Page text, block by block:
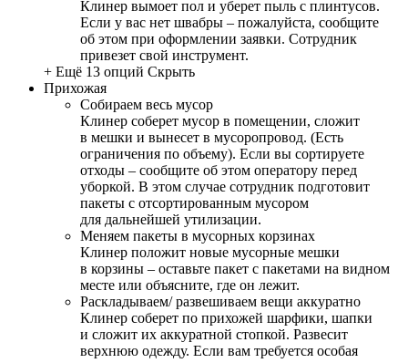
Клинер вымоет пол и уберет пыль с плинтусов.
Если у вас нет швабры – пожалуйста, сообщите
об этом при оформлении заявки. Сотрудник
привезет свой инструмент.
+ Ещё 13 опций Скрыть
Прихожая
Собираем весь мусор
Клинер соберет мусор в помещении, сложит
в мешки и вынесет в мусоропровод. (Есть
ограничения по объему). Если вы сортируете
отходы – сообщите об этом оператору перед
уборкой. В этом случае сотрудник подготовит
пакеты с отсортированным мусором
для дальнейшей утилизации.
Меняем пакеты в мусорных корзинах
Клинер положит новые мусорные мешки
в корзины – оставьте пакет с пакетами на видном
месте или объясните, где он лежит.
Раскладываем/ развешиваем вещи аккуратно
Клинер соберет по прихожей шарфики, шапки
и сложит их аккуратной стопкой. Развесит
верхнюю одежду. Если вам требуется особая